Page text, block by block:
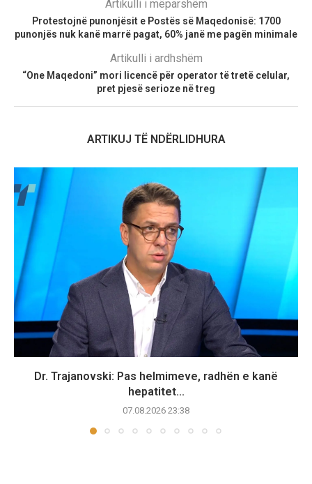
Artikulli i mëparshëm
Protestojnë punonjësit e Postës së Maqedonisë: 1700
punonjës nuk kanë marrë pagat, 60% janë me pagën minimale
Artikulli i ardhshëm
“One Maqedoni” mori licencë për operator të tretë celular,
pret pjesë serioze në treg
ARTIKUJ TË NDËRLIDHURA
Dr. Trajanovski: Pas helmimeve, radhën e kanë
hepatitet...
07.08.2026 23:38